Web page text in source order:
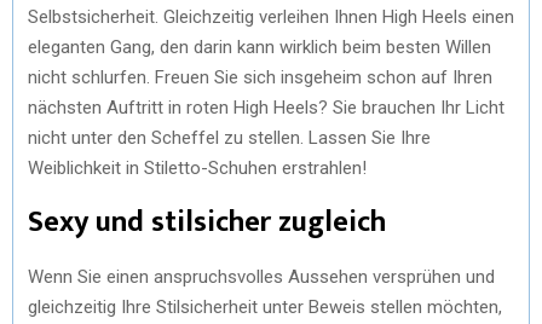
Selbstsicherheit. Gleichzeitig verleihen Ihnen High Heels einen
eleganten Gang, den darin kann wirklich beim besten Willen
nicht schlurfen. Freuen Sie sich insgeheim schon auf Ihren
nächsten Auftritt in roten High Heels? Sie brauchen Ihr Licht
nicht unter den Scheffel zu stellen. Lassen Sie Ihre
Weiblichkeit in Stiletto-Schuhen erstrahlen!
Sexy und stilsicher zugleich
Wenn Sie einen anspruchsvolles Aussehen versprühen und
gleichzeitig Ihre Stilsicherheit unter Beweis stellen möchten,